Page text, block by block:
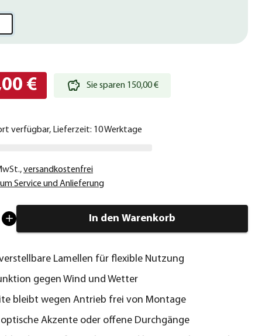
€ Sie sparen 150,00 €
verfügbar, Lieferzeit: 10 Werktage
,versandkostenfrei
Service und Anlieferung
In den Warenkorb
Lamellen für flexible Nutzung
gegen Wind und Wetter
bleibt wegen Antrieb frei von Montage
Akzente oder offene Durchgänge